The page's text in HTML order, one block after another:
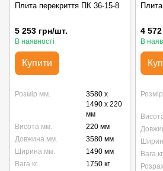
Плита перекриття ПК 36-15-8
5 253 грн/шт.
В наявності
Купити
Розмір мм.
3580 x
1490 x 220
мм
Висота мм.
220 мм
Довжина мм.
3580 мм
Ширина мм.
1490 мм
Вага кг.
1750 кг
4
В
Вага кг.